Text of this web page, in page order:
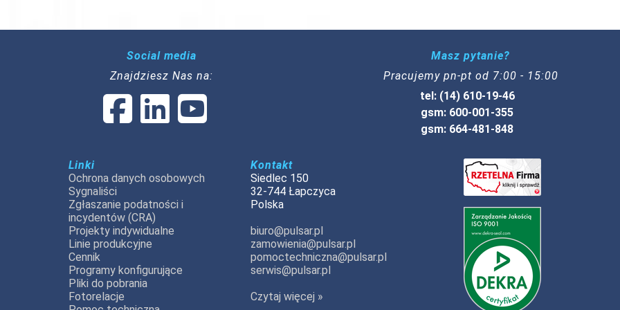
Social media
Znajdziesz Nas na:
Masz pytanie?
Pracujemy pn-pt od 7:00 - 15:00
tel: (14) 610-19-46
gsm: 600-001-355
gsm: 664-481-848
Linki
Ochrona danych osobowych
Sygnaliści
Zgłaszanie podatności i
incydentów (CRA)
Projekty indywidualne
Linie produkcyjne
Cennik
Programy konfigurujące
Pliki do pobrania
Fotorelacje
Kontakt
Siedlec 150
32-744 Łapczyca
Polska
biuro@pulsar.pl
zamowienia@pulsar.pl
pomoctechniczna@pulsar.pl
serwis@pulsar.pl
Czytaj więcej »